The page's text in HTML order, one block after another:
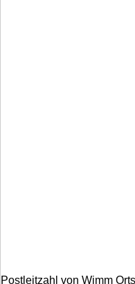
Postleitzahl von Wimm